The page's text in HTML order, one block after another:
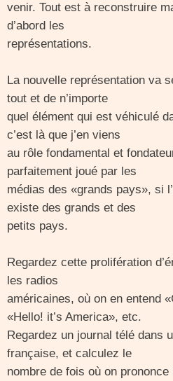
venir. Tout est à reconstruire
d’abord les
représentations.
La nouvelle représentation va
tout et de n’importe
quel élément qui est véhiculé
c’est là que j’en viens
au rôle fondamental et
parfaitement joué par les
médias des «grands pays», si
existe des grands et des
petits pays.
Regardez cette prolifération
les radios
américaines, où on en entend
«Hello! it’s America», etc.
Regardez un journal télé dans
française, et calculez le
nombre de fois où on